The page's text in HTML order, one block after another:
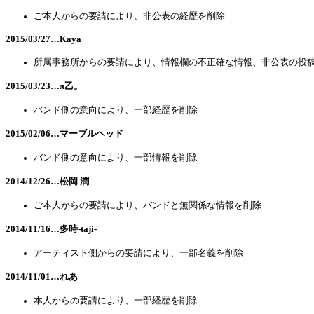
ご本人からの要請により、非公表の経歴を削除
2015/03/27…Kaya
所属事務所からの要請により、情報欄の不正確な情報、非公表の投
2015/03/23…π乙。
バンド側の意向により、一部経歴を削除
2015/02/06…マーブルヘッド
バンド側の意向により、一部情報を削除
2014/12/26…松岡 潤
ご本人からの要請により、バンドと無関係な情報を削除
2014/11/16…多時-taji-
アーティスト側からの要請により、一部名義を削除
2014/11/01…れあ
本人からの要請により、一部経歴を削除